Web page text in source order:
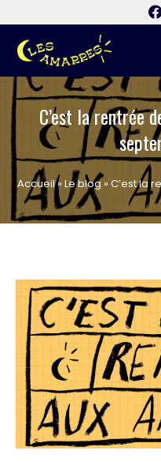
C’est la rentrée
Accueil»Le blog »C’est la